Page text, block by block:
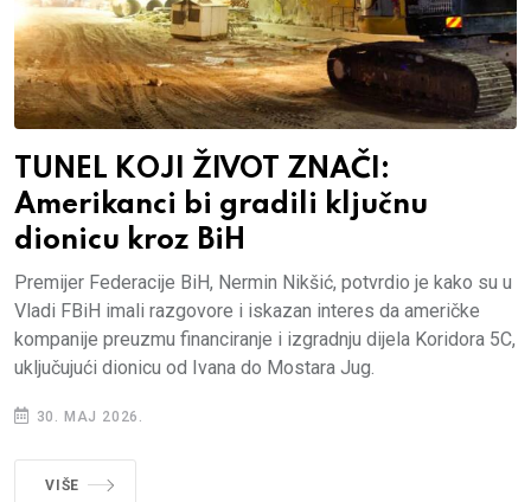
TUNEL KOJI ŽIVOT ZNAČI:
Amerikanci bi gradili ključnu
dionicu kroz BiH
Premijer Federacije BiH, Nermin Nikšić, potvrdio je kako su u
Vladi FBiH imali razgovore i iskazan interes da američke
kompanije preuzmu financiranje i izgradnju dijela Koridora 5C,
uključujući dionicu od Ivana do Mostara Jug.
30. MAJ 2026.
VIŠE